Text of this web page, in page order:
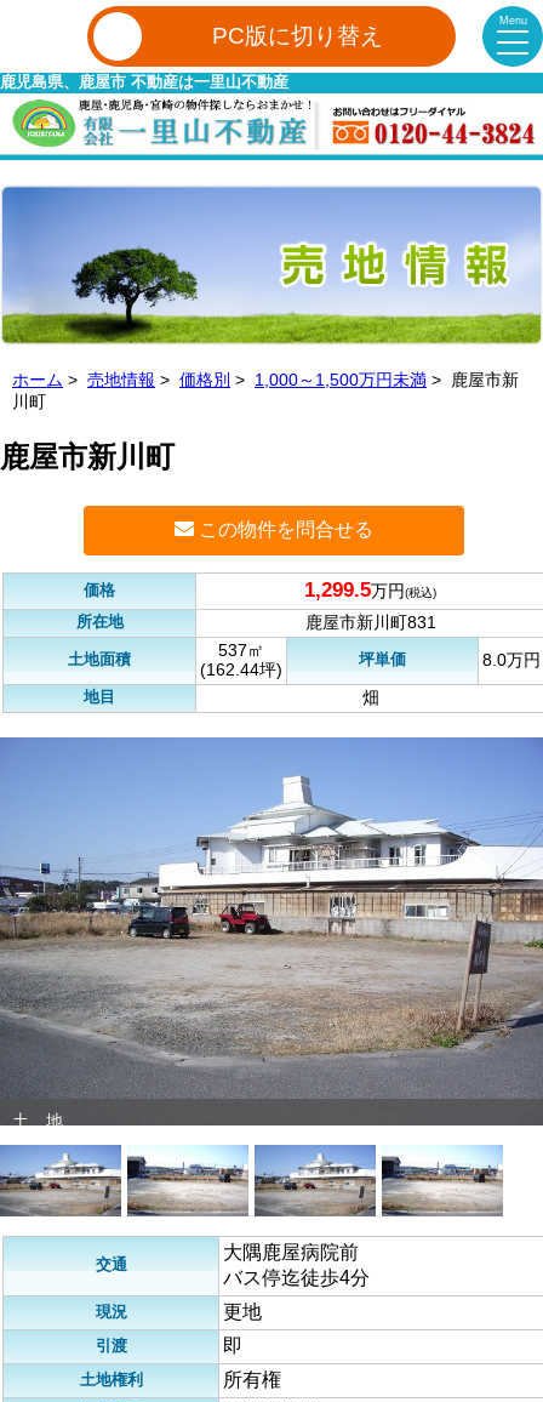
Menu
PC版に切り替え
鹿児島県、鹿屋市 不動産は一里山不動産
ホーム > 売地情報 > 価格別 > 1,000～1,500万円未満 > 鹿屋市新
川町
鹿屋市新川町
この物件を問合せる
価格 1,299.5万円(税込)
所在地
鹿屋市新川町831
土地面積
537㎡
(162.44坪)
坪単価
8.0万円
地目
畑
土 地
交通
大隅鹿屋病院前
バス停迄徒歩4分
現況 更地
引渡 即
土地権利 所有権